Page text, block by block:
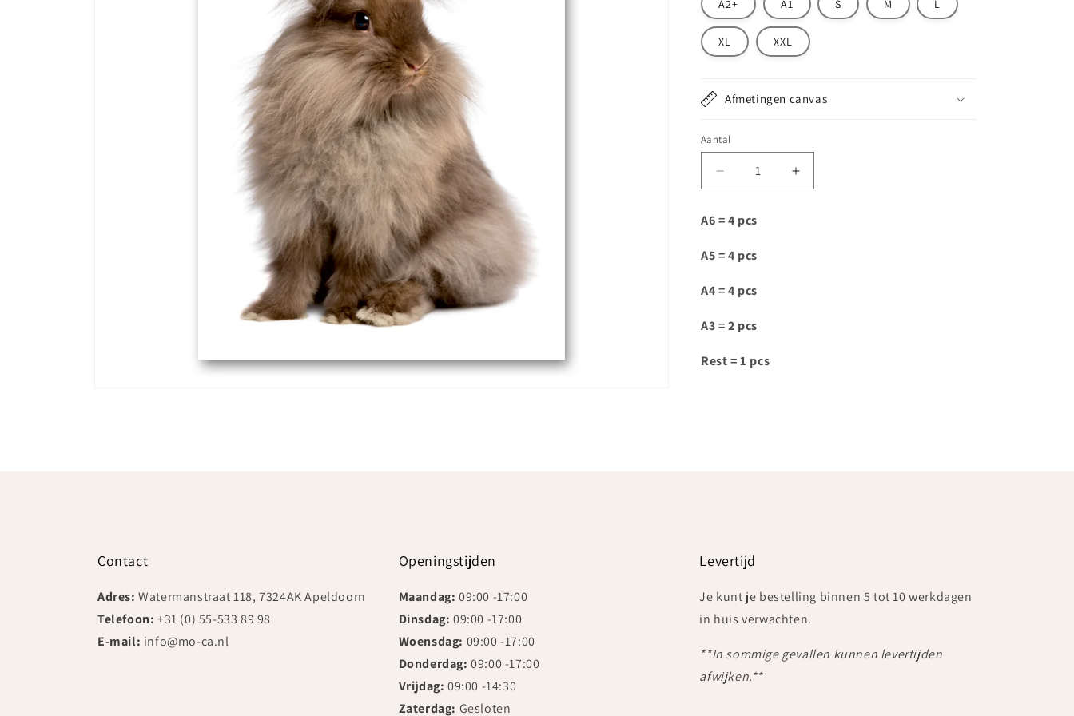
A2+ A1 S M L
XL XXL
Afmetingen canvas
Aantal
Aantal
verlagen
D110
Aantal
verhogen
A6 = 4 pcs
A5 = 4 pcs
A4 = 4 pcs
A3 = 2 pcs
Rest = 1 pcs
Contact
Adres:Watermanstraat 118, 7324AK Apeldoorn
Telefoon: +31 (0) 55-533 89 98
E-mail: info@mo-ca.nl
Openingstijden
Maandag: 09:00 -17:00
Dinsdag:09:00 -17:00
Woensdag: 09:00 -17:00
Donderdag: 09:00 -17:00
Vrijdag: 09:00 -14:30
Zaterdag: Gesloten
Levertijd
Je kunt je bestelling binnen 5 tot 10 werkdagen
in huis verwachten.
**In sommige gevallen kunnen levertijden
afwijken.**